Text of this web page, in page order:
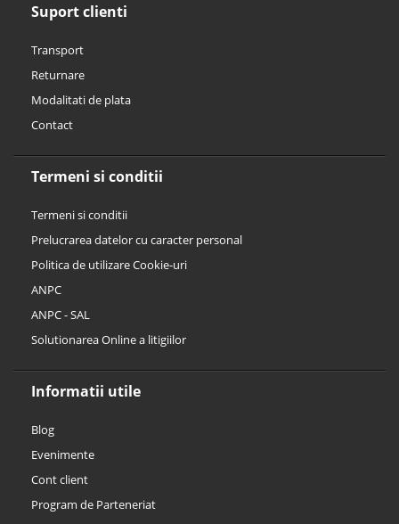
Suport clienti
Transport
Returnare
Modalitati de plata
Contact
Termeni si conditii
Termeni si conditii
Prelucrarea datelor cu caracter personal
Politica de utilizare Cookie-uri
ANPC
ANPC - SAL
Solutionarea Online a litigiilor
Informatii utile
Blog
Evenimente
Cont client
Program de Parteneriat